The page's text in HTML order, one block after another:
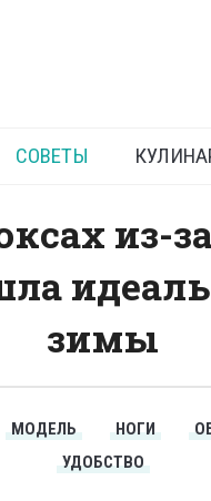
подобрать
обувь на
СОВЕТЫ
из-
зимы
МОДЕЛЬ НОГИ
УДОБСТВО